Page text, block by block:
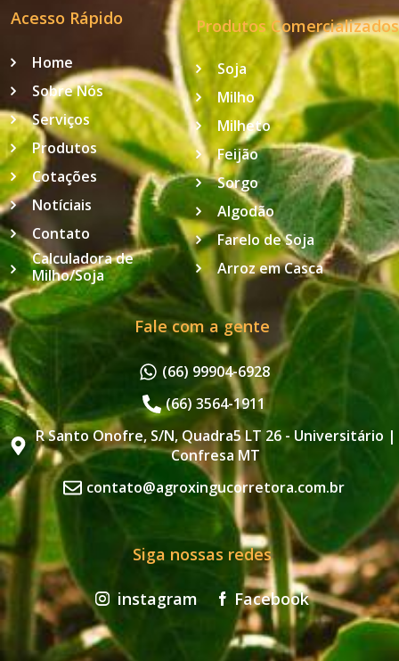
Acesso Rápido
Home
Sobre Nós
Serviços
Produtos
Cotações
Notíciais
Contato
Calculadora de
Milho/Soja
Produtos Comercializados
Soja
Milho
Milheto
Feijão
Sorgo
Algodão
Farelo de Soja
Arroz em Casca
Fale com a gente
(66) 99904-6928
(66) 3564-1911
R Santo Onofre, S/N, Quadra5 LT 26 - Universitário |
Confresa MT
contato@agroxingucorretora.com.br
Siga nossas redes
instagram Facebook